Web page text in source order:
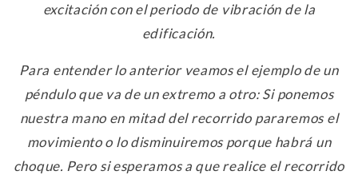
excitación con el periodo de vibración de la
edificación.
Para entender lo anterior veamos el ejemplo de un
péndulo que va de un extremo a otro: Si ponemos
nuestra mano en mitad del recorrido pararemos el
movimiento o lo disminuiremos porque habrá un
choque. Pero si esperamos a que realice el recorrido